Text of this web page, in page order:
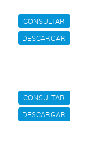
CONSULTAR
DESCARGAR
CONSULTAR
DESCARGAR